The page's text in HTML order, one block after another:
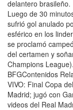
delantero brasileño.
Luego de 30
sufrió gol anulado
esférico en los
se proclamó
del certamen y
Champions League).
BFGContenidos
VIVO: Final Copa
Madrid; jugó con
videos del Real